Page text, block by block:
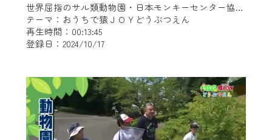
世界屈指のサル類動物園・日本モンキーセンター協力の親子で学べる動物番組。
テーマ：おうちで猿ＪＯＹどうぶつえん
再生時間：00:13:45
登録日：2024/10/17